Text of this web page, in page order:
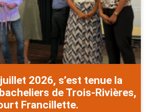
2026, s’est tenue la
de Trois-Rivières,
Francillette.